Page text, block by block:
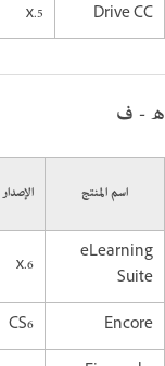
Drive CC
5.x
ه - ف
اسم المنتج الإصدار
eLearning
Suite
6.x
Encore
CS6